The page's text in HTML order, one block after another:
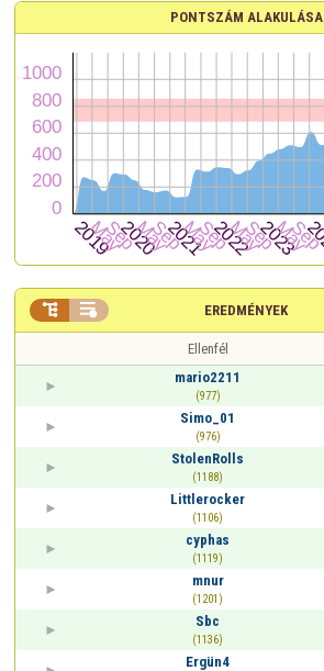
PONTSZÁM ALAKULÁSA
EREDMÉNYEK
 
Ellenfél
mario2211
(977)
Simo_01
(976)
StolenRolls
(1188)
Littlerocker
(1106)
cyphas
(1119)
mnur
(1201)
Sbc
(1136)
Ergün4